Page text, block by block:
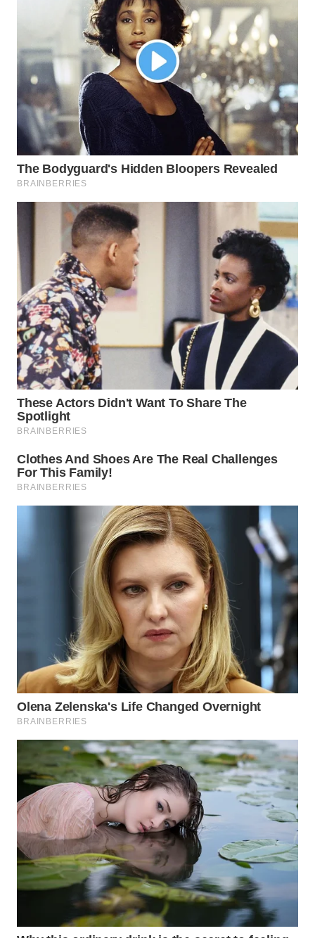
WN
CIANJUR
WN
KEPULAUAN
SERIBU
WN
TANGERANG
WN
CIREBON
WN
INDRAMAYU
WN
KUNINGAN
WN
WN
PRIANGAN
TIMUR
WN
SEMARANG
WN
SOLO
WN
BOROBUDUR
WN
MADURA
SURABAYA